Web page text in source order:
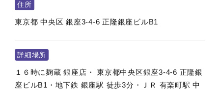
住所
東京都 中央区 銀座3-4-6 正隆銀座ビルB1
詳細場所
１６時に麹蔵 銀座店・ 東京都中央区銀座3-4-6 正隆銀
座ビルB1・地下鉄 銀座駅 徒歩3分・ＪＲ 有楽町駅 中